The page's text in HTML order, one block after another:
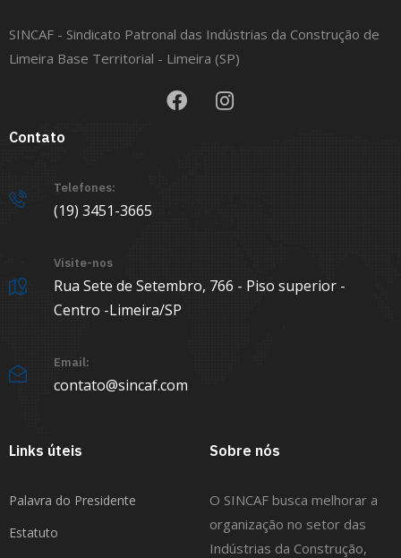
SINCAF - Sindicato Patronal das Indústrias da Construção de
Limeira Base Territorial - Limeira (SP)
Contato
Telefones:
(19) 3451-3665
Visite-nos
Rua Sete de Setembro, 766 - Piso superior -
Centro -Limeira/SP
Email:
contato@sincaf.com
Links úteis
Palavra do Presidente
Estatuto
Sobre nós
O SINCAF busca melhorar a
organização no setor das
Indústrias da Construção,